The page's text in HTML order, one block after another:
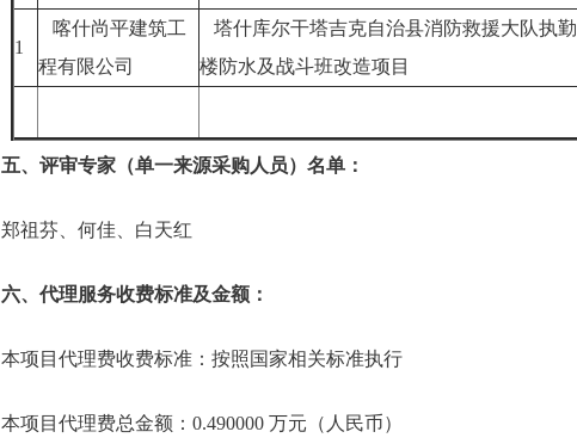
1
喀什尚平建筑工
程有限公司
塔什库尔干塔吉克自治县消防救援大队执勤
楼防水及战斗班改造项目
五、评审专家（单一来源采购人员）名单：
郑祖芬、何佳、白天红
六、代理服务收费标准及金额：
本项目代理费收费标准：按照国家相关标准执行
本项目代理费总金额：0.490000 万元（人民币）